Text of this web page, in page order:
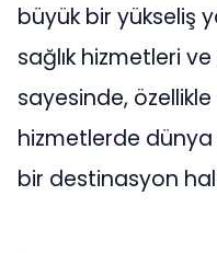
büyük bir yükseliş
sağlık hizmetleri
sayesinde,
hizmetlerde
bir destinasyon